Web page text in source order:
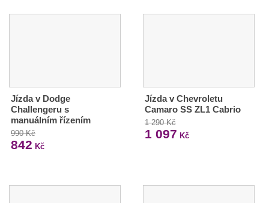
Jízda v Dodge
Challengeru s
manuálním řízením
990 Kč
842 Kč
Jízda v Chevroletu
Camaro SS ZL1 Cabrio
1 290 Kč
1 097 Kč